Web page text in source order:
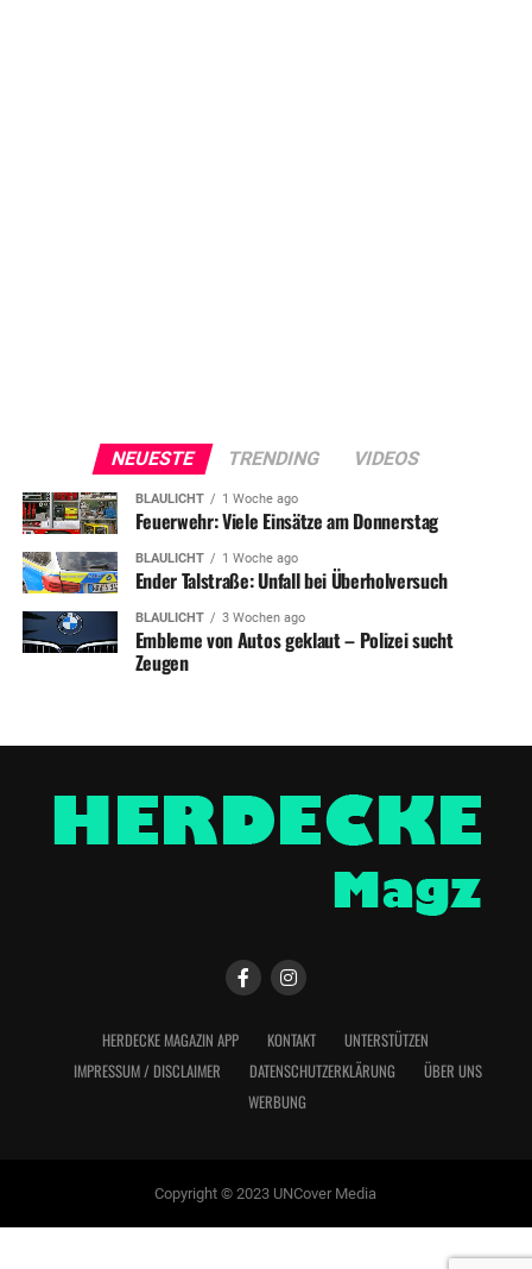
NEUESTE TRENDING VIDEOS
BLAULICHT 1 Woche ago
Feuerwehr: Viele Einsätze am Donnerstag
BLAULICHT 1 Woche ago
Ender Talstraße: Unfall bei Überholversuch
BLAULICHT 3 Wochen ago
Embleme von Autos geklaut – Polizei sucht
Zeugen
HERDECKE MAGAZIN APP KONTAKT
UNTERSTÜTZEN
IMPRESSUM / DISCLAIMER
DATENSCHUTZERKLÄRUNG
ÜBER UNS
WERBUNG
Copyright © 2023 UNCover Media